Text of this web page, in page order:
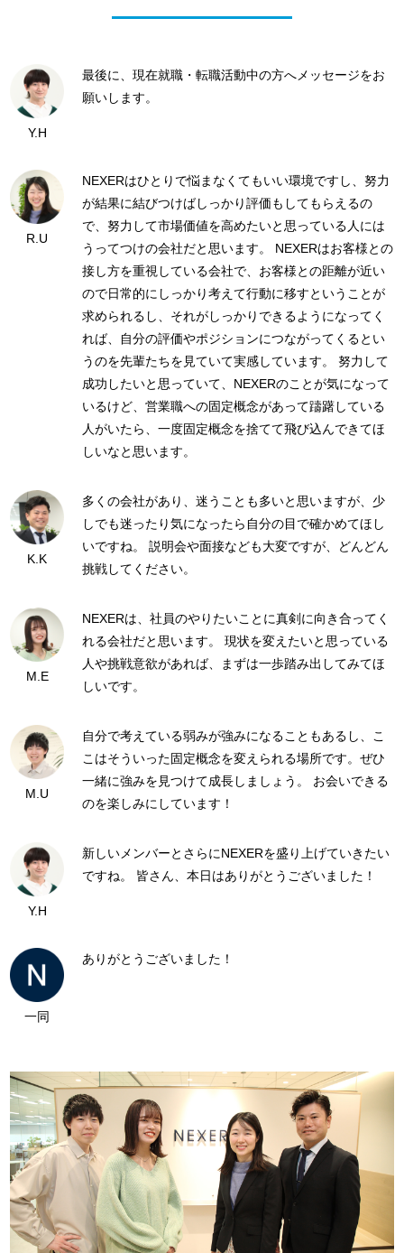
Y.H
最後に、現在就職・転職活動中の方へメッセージをお
願いします。
R.U
NEXERはひとりで悩まなくてもいい環境ですし、努力
が結果に結びつけばしっかり評価もしてもらえるの
で、努力して市場価値を高めたいと思っている人には
うってつけの会社だと思います。 NEXERはお客様との
接し方を重視している会社で、お客様との距離が近い
ので日常的にしっかり考えて行動に移すということが
求められるし、それがしっかりできるようになってく
れば、自分の評価やポジションにつながってくるとい
うのを先輩たちを見ていて実感しています。 努力して
成功したいと思っていて、NEXERのことが気になって
いるけど、営業職への固定概念があって躊躇している
人がいたら、一度固定概念を捨てて飛び込んできてほ
しいなと思います。
K.K
多くの会社があり、迷うことも多いと思いますが、少
しでも迷ったり気になったら自分の目で確かめてほし
いですね。 説明会や面接なども大変ですが、どんどん
挑戦してください。
M.E
NEXERは、社員のやりたいことに真剣に向き合ってく
れる会社だと思います。 現状を変えたいと思っている
人や挑戦意欲があれば、まずは一歩踏み出してみてほ
しいです。
M.U
自分で考えている弱みが強みになることもあるし、こ
こはそういった固定概念を変えられる場所です。ぜひ
一緒に強みを見つけて成長しましょう。 お会いできる
のを楽しみにしています！
Y.H
新しいメンバーとさらにNEXERを盛り上げていきたい
ですね。 皆さん、本日はありがとうございました！
一同
ありがとうございました！